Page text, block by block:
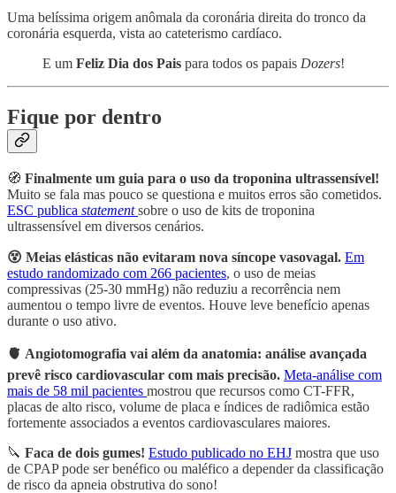
Uma belíssima origem anômala da coronária direita do tronco da
coronária esquerda, vista ao cateterismo cardíaco.
E um Feliz Dia dos Pais para todos os papais Dozers!
Fique por dentro
🧭 Finalmente um guia para o uso da troponina ultrassensível!
Muito se fala mas pouco se questiona e muitos erros são cometidos.
ESC publica statement sobre o uso de kits de troponina
ultrassensível em diversos cenários.
😵 Meias elásticas não evitaram nova síncope vasovagal. Em
estudo randomizado com 266 pacientes, o uso de meias
compressivas (25-30 mmHg) não reduziu a recorrência nem
aumentou o tempo livre de eventos. Houve leve benefício apenas
durante o uso ativo.
🫀 Angiotomografia vai além da anatomia: análise avançada
prevê risco cardiovascular com mais precisão. Meta-análise com
mais de 58 mil pacientes mostrou que recursos como CT-FFR,
placas de alto risco, volume de placa e índices de radiômica estão
fortemente associados a eventos cardiovasculares maiores.
🔪 Faca de dois gumes! Estudo publicado no EHJ mostra que uso
de CPAP pode ser benéfico ou maléfico a depender da classificação
de risco da apneia obstrutiva do sono!